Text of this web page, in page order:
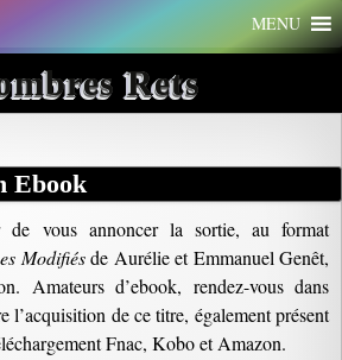
MENU
Rets
Ebook
vous annoncer la sortie, au format
Modifiésde Aurélie et Emmanuel Genêt,
Amateurs d’ebook, rendez-vous dans
l’acquisition de ce titre, également présent
Fnac, Kobo et Amazon.